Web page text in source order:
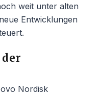
weit unter alten
Entwicklungen
Nordisk